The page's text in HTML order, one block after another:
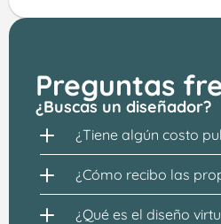
Preguntas
¿Buscas un diseñador?
¿Tiene algún costo
¿Cómo recibo las
¿Qué es el diseño